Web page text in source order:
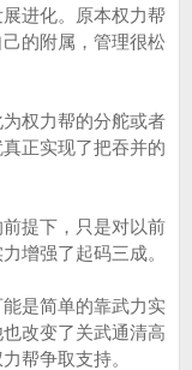
进化。原本权力帮
的附属，管理很松
权力帮的分舵或者
正实现了把吞并的
提下，只是对以前
增强了起码三成。
是简单的靠武力实
改变了关武通清高
帮争取支持。